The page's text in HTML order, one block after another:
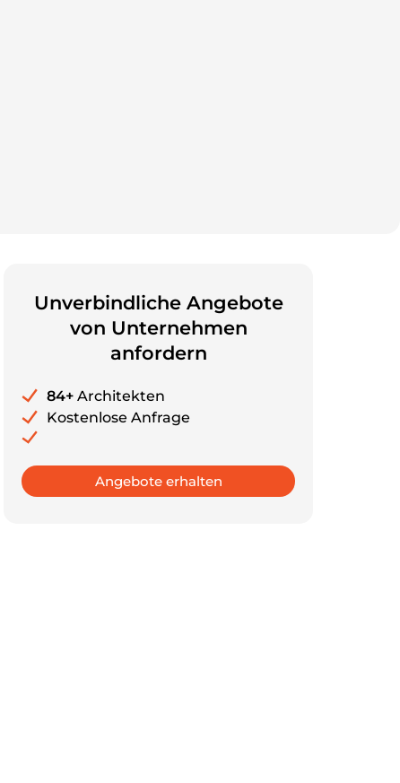
Unverbindliche Angebote
von Unternehmen
anfordern
84+ Architekten
Kostenlose Anfrage
Angebote erhalten